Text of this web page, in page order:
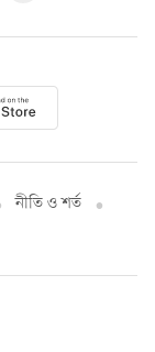
নীতি ও শর্ত